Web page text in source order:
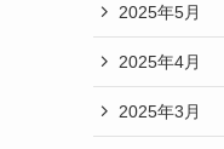
2025年5月
2025年4月
2025年3月